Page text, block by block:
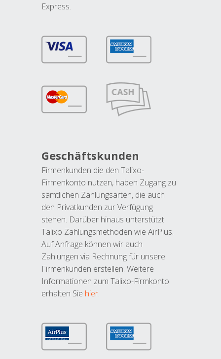
Express.
Geschäftskunden
Firmenkunden die den Talixo-
Firmenkonto nutzen, haben Zugang zu
sämtlichen Zahlungsarten, die auch
den Privatkunden zur Verfügung
stehen. Darüber hinaus unterstützt
Talixo Zahlungsmethoden wie AirPlus.
Auf Anfrage können wir auch
Zahlungen via Rechnung für unsere
Firmenkunden erstellen. Weitere
Informationen zum Talixo-Firmkonto
erhalten Sie hier.